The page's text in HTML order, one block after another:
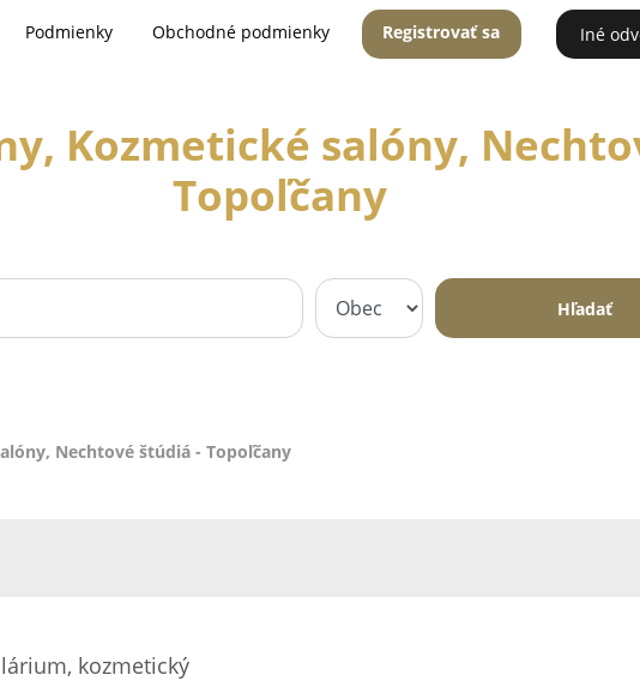
Podmienky Obchodné podmienky Registrovať sa Iné
Kozmetické salóny,
Topoľčany
Hľadať
Nechtové štúdiá - Topoľčany
kozmetický